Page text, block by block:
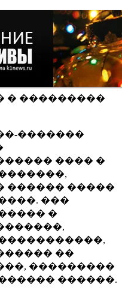
� ���������
�������
���� �
������ �����
���
�
��
���������
������.